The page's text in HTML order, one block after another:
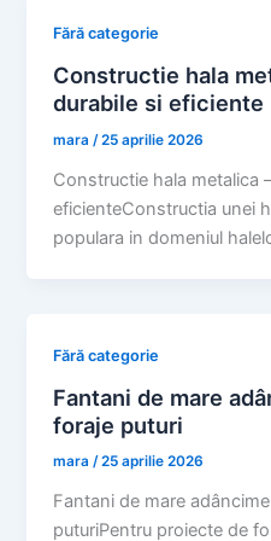
Fără categorie
Constructie hala
durabile si eficiente
mara/25 aprilie 2026
Constructie hala metalica
eficienteConstructia unei
populara in domeniul
Fără categorie
Fantani de mare
foraje puturi
mara/25 aprilie 2026
Fantani de mare
puturiPentru proiecte de